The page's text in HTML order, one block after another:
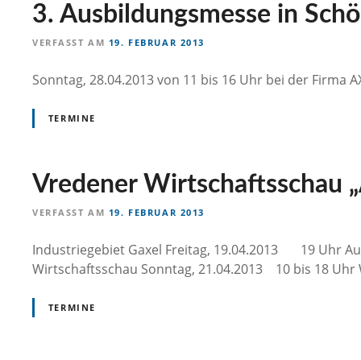
3. Ausbildungsmesse in
VERFASST AM 19. FEBRUAR 2013
Sonntag, 28.04.2013 von 11 bis 16 Uhr bei der Firma
TERMINE
Vredener Wirtschaftsschau
VERFASST AM 19. FEBRUAR 2013
Industriegebiet Gaxel Freitag, 19.04.2013 19 Uhr
Wirtschaftsschau Sonntag, 21.04.2013 10 bis 18
TERMINE